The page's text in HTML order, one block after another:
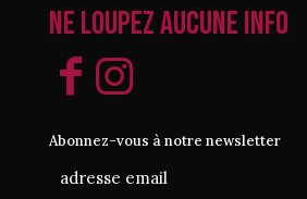
Ne loupez aucune info
Abonnez-vous à notre newsletter